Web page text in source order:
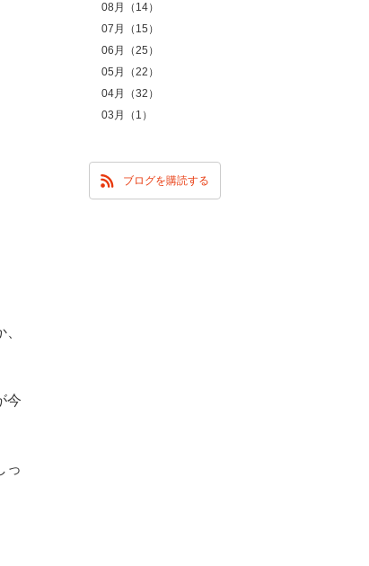
今
っ
08月（14）
07月（15）
06月（25）
05月（22）
04月（32）
03月（1）
ブログを購読する